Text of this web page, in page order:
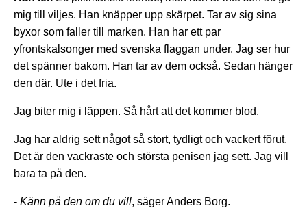
mig till viljes. Han knäpper upp skärpet. Tar av sig sina
byxor som faller till marken. Han har ett par
yfrontskalsonger med svenska flaggan under. Jag ser hur
det spänner bakom. Han tar av dem också. Sedan hänger
den där. Ute i det fria.
Jag biter mig i läppen. Så hårt att det kommer blod.
Jag har aldrig sett något så stort, tydligt och vackert förut.
Det är den vackraste och största penisen jag sett. Jag vill
bara ta på den.
- Känn på den om du vill, säger Anders Borg.